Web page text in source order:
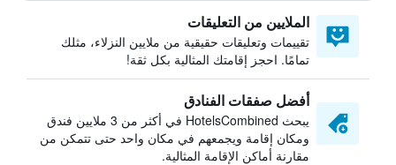
الملايين من التعليقات
تقييمات وتعليقات حقيقية من ملايين النزلاء، مثلك
تمامًا. احجز إقامتك المثالية بكل ثقة!
أفضل صفقات الفنادق
يبحث HotelsCombined في أكثر من 3 ملايين فندق
ومكان إقامة ويجمعهم في مكان واحد حتى تتمكن من
مقارنة أماكن الإقامة المثالية.